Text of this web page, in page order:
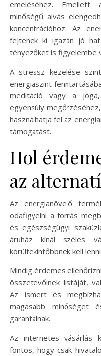
emeléséhez. Emellett
minőségű alvás
koncentrációhoz. Az
fejtenek ki igazán jó
tényezőket is figyelembe
A stressz kezelése
energiaszint
meditáció vagy a
egyensúly
használhatja fel az
támogatást.
Hol
az
Az energianövelő
odafigyelni a forrás
és egészségügyi
áruház kínál széles
körültekintőbbnek kell
Mindig érdemes
összetevőinek listáját,
Az ismert és
magasabb minőséget
garantálnak.
Az internetes vásárlás
fontos, hogy csak